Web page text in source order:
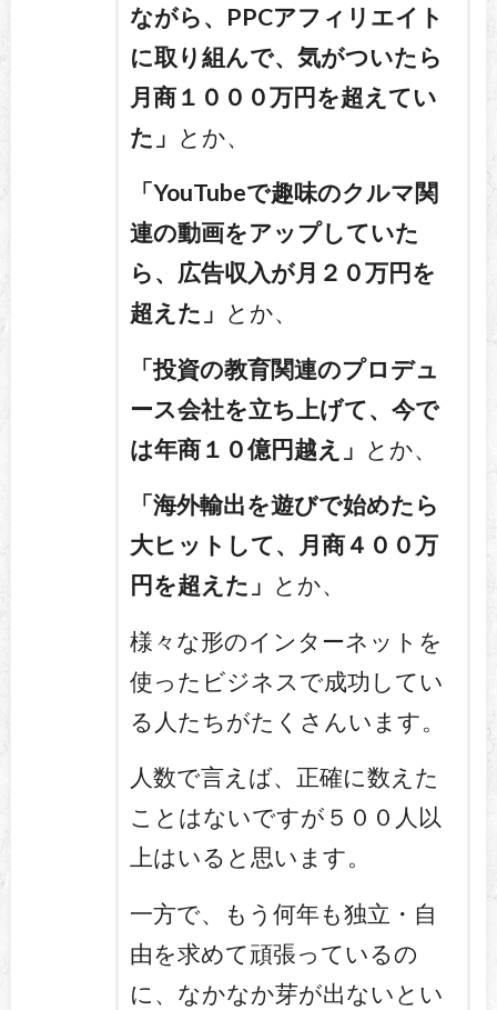
ながら、PPCアフィリエイト
に取り組んで、気がついたら
月商１０００万円を超えてい
た」 とか、
「YouTubeで趣味のクルマ関
連の動画をアップしていた
ら、広告収入が月２０万円を
超えた」 とか、
「投資の教育関連のプロデュ
ース会社を立ち上げて、今で
は年商１０億円越え」 とか、
「海外輸出を遊びで始めたら
大ヒットして、月商４００万
円を超えた」 とか、
様々な形のインターネットを
使ったビジネスで成功してい
る人たちがたくさんいます。
人数で言えば、正確に数えた
ことはないですが５００人以
上はいると思います。
一方で、もう何年も独立・自
由を求めて頑張っているの
に、なかなか芽が出ないとい